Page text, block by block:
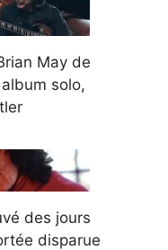
May de
solo,
des jours
disparue